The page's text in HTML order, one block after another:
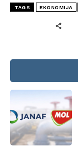
TAGS EKONOMIJA